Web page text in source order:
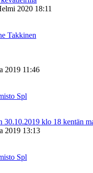
2020 18:11
Takkinen
2019 11:46
Spl
30.10.2019 klo 18 kentän
2019 13:13
Spl